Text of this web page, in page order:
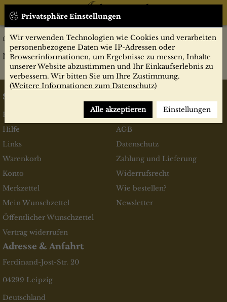
Privatsphäre Einstellungen
Wir verwenden Technologien wie Cookies und verarbeiten
personenbezogene Daten wie IP-Adressen oder
Browserinformationen, um Ergebnisse zu messen, Inhalte
unserer Website abzustimmen und Ihr Einkaufserlebnis zu
verbessern. Wir bitten Sie um Ihre Zustimmung.
(Weitere Informationen zum Datenschutz)
Alle akzeptieren Einstellungen
Zeitschriften Museion
Museion
Service
Kontakt
Hilfe
Links
Warenkorb
Konto
Merkzettel
Mein Wunschzettel
Öffentlicher Wunschzettel
Vertrag widerrufen
Impressum
AGB
Datenschutz
Zahlung und Lieferung
Widerrufsrecht
Wie bestellen?
Newsletter
Adresse & Anfahrt
Ferdinand-Jost-Str. 20
04299 Leipzig
Deutschland